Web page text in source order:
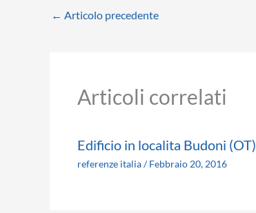
← Articolo precedente
Articoli correlati
Edificio in localita Budoni (OT)
referenze italia/Febbraio 20, 2016